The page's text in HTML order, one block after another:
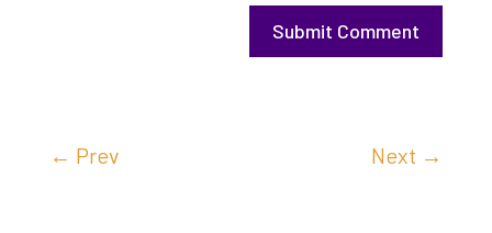
Submit Comment
← Prev Next →